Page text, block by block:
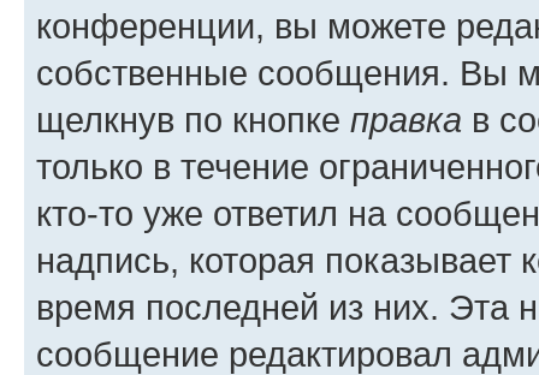
конференции, вы можете
собственные сообщения. Вы
щелкнув по кнопке правка в
только в течение
кто-то уже ответил на
надпись, которая показывает
время последней из них. Эта
сообщение редактировал